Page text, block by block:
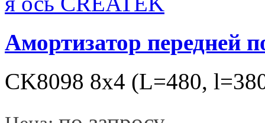
Амортизатор передней
CK8098 8х4 (L=480,